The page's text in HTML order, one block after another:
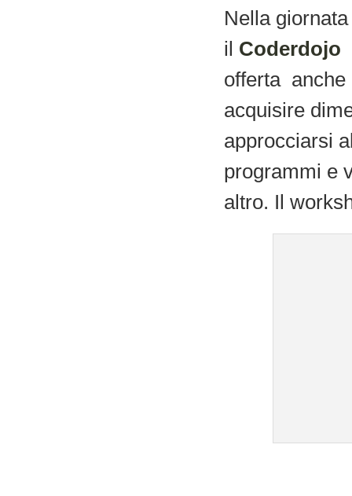
Nella
il Coderdojo
offerta anche
acquisire
approcciarsi
programmi e
altro. Il